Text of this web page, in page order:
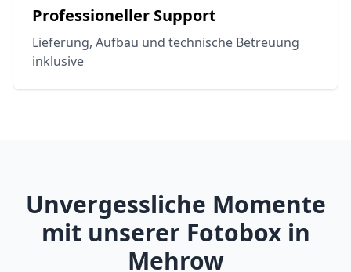
Professioneller Support
Lieferung, Aufbau und technische Betreuung
inklusive
Unvergessliche Momente
mit unserer Fotobox in
Mehrow